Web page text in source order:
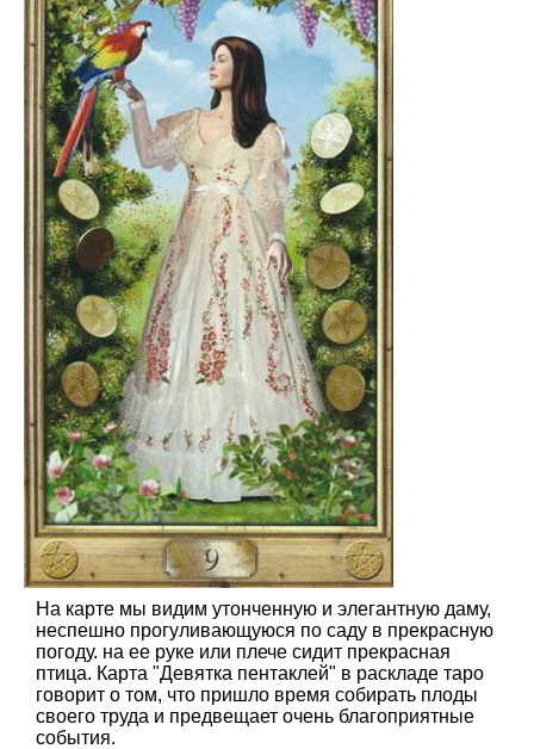
На карте мы видим утонченную и элегантную даму,
неспешно прогуливающуюся по саду в прекрасную
погоду. на ее руке или плече сидит прекрасная
птица. Карта "Девятка пентаклей" в раскладе таро
говорит о том, что пришло время собирать плоды
своего труда и предвещает очень благоприятные
события.